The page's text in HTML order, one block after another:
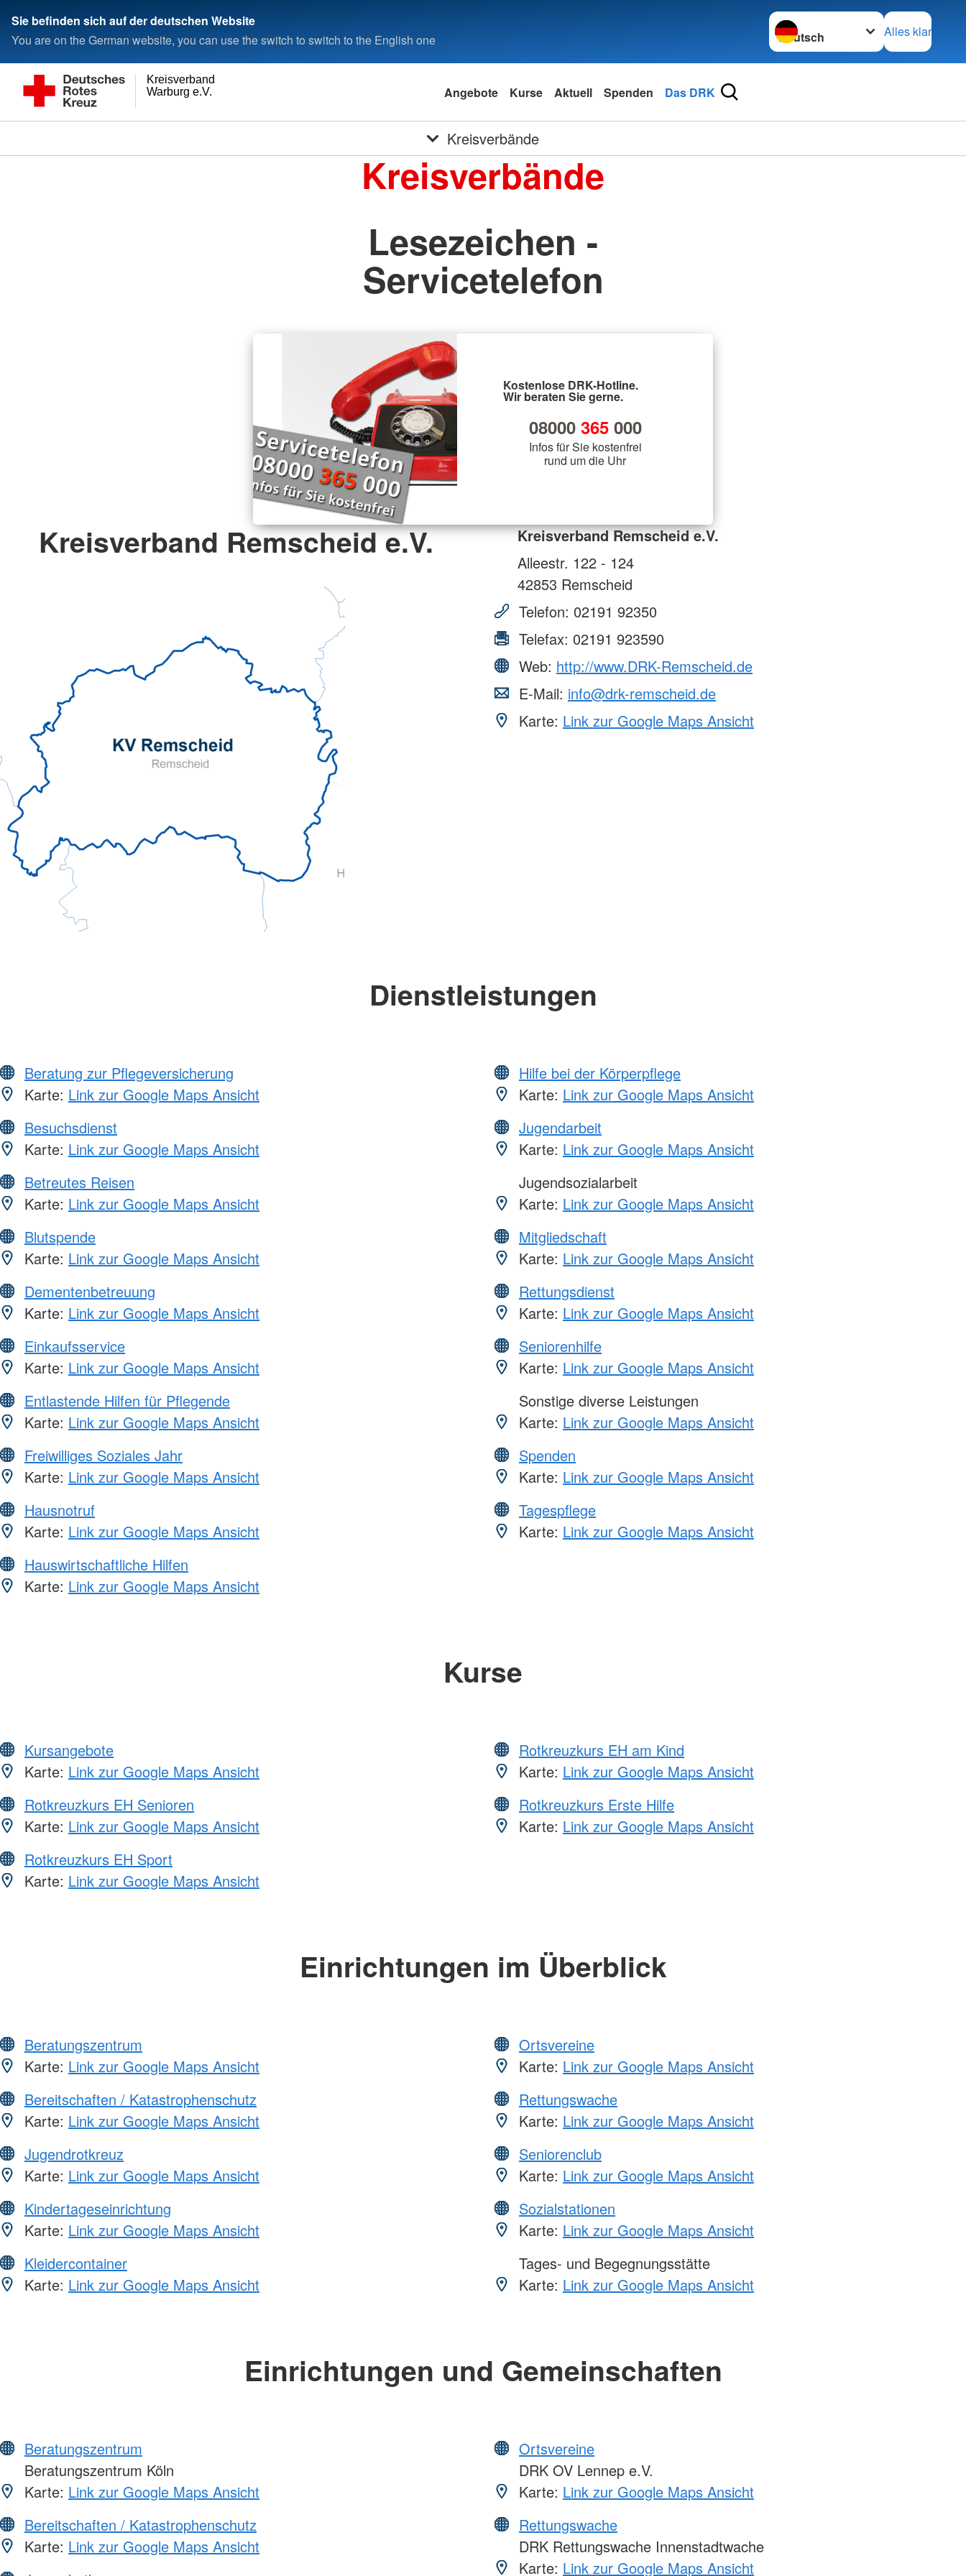
Sie befinden sich auf der deutschen Website
You are on the German website, you can use the switch to switch to the English one
Sprache wechseln zu
Alles klar
Warburg e.V.
Kreisverband
Angebote Kurse Aktuell Spenden Das DRK
Kreisverbände
Kreisverbände
Lesezeichen -
Servicetelefon
Kostenlose DRK-Hotline.
Wir beraten Sie gerne.
08000 365000
Infos für Sie kostenfrei
rund um die Uhr
Kreisverband Remscheid e.V.
Kreisverband Remscheid e.V.
Alleestr. 122 - 124
42853 Remscheid
Telefon: 02191 92350
Telefax: 02191 923590
Web: http://www.DRK-Remscheid.de
E-Mail: info@drk-remscheid.de
Karte: Link zur Google Maps Ansicht
Dienstleistungen
Beratung zur Pflegeversicherung
Karte: Link zur Google Maps Ansicht
Besuchsdienst
Karte: Link zur Google Maps Ansicht
Betreutes Reisen
Karte: Link zur Google Maps Ansicht
Blutspende
Karte: Link zur Google Maps Ansicht
Dementenbetreuung
Karte: Link zur Google Maps Ansicht
Einkaufsservice
Karte: Link zur Google Maps Ansicht
Entlastende Hilfen für Pflegende
Karte: Link zur Google Maps Ansicht
Freiwilliges Soziales Jahr
Karte: Link zur Google Maps Ansicht
Hausnotruf
Karte: Link zur Google Maps Ansicht
Hauswirtschaftliche Hilfen
Karte: Link zur Google Maps Ansicht
Hilfe bei der Körperpflege
Karte: Link zur Google Maps Ansicht
Jugendarbeit
Karte: Link zur Google Maps Ansicht
Jugendsozialarbeit
Karte: Link zur Google Maps Ansicht
Mitgliedschaft
Karte: Link zur Google Maps Ansicht
Rettungsdienst
Karte: Link zur Google Maps Ansicht
Seniorenhilfe
Karte: Link zur Google Maps Ansicht
Sonstige diverse Leistungen
Karte: Link zur Google Maps Ansicht
Spenden
Karte: Link zur Google Maps Ansicht
Tagespflege
Karte: Link zur Google Maps Ansicht
Kurse
Kursangebote
Karte: Link zur Google Maps Ansicht
Rotkreuzkurs EH Senioren
Karte: Link zur Google Maps Ansicht
Rotkreuzkurs EH Sport
Karte: Link zur Google Maps Ansicht
Rotkreuzkurs EH am Kind
Karte: Link zur Google Maps Ansicht
Rotkreuzkurs Erste Hilfe
Karte: Link zur Google Maps Ansicht
Einrichtungen im Überblick
Beratungszentrum
Karte: Link zur Google Maps Ansicht
Bereitschaften / Katastrophenschutz
Karte: Link zur Google Maps Ansicht
Jugendrotkreuz
Karte: Link zur Google Maps Ansicht
Kindertageseinrichtung
Karte: Link zur Google Maps Ansicht
Kleidercontainer
Karte: Link zur Google Maps Ansicht
Ortsvereine
Karte: Link zur Google Maps Ansicht
Rettungswache
Karte: Link zur Google Maps Ansicht
Seniorenclub
Karte: Link zur Google Maps Ansicht
Sozialstationen
Karte: Link zur Google Maps Ansicht
Tages- und Begegnungsstätte
Karte: Link zur Google Maps Ansicht
Einrichtungen und Gemeinschaften
Beratungszentrum
Beratungszentrum Köln
Karte: Link zur Google Maps Ansicht
Bereitschaften / Katastrophenschutz
Karte: Link zur Google Maps Ansicht
Ortsvereine
DRK OV Lennep e.V.
Karte: Link zur Google Maps Ansicht
Rettungswache
DRK Rettungswache Innenstadtwache
Karte: Link zur Google Maps Ansicht